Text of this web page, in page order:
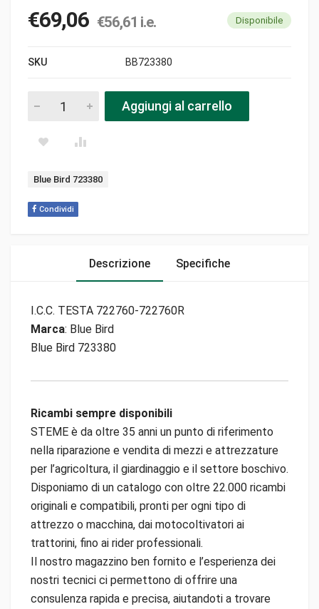
€69,06 €56,61 i.e. Disponibile
SKU BB723380
I.c.c. testa 722760-722760r pezzi
Aggiungi al carrello
Tag:
Blue Bird 723380
Condividi
Descrizione Specifiche
I.C.C. TESTA 722760-722760R
Marca: Blue Bird
Blue Bird 723380
Ricambi sempre disponibili
STEME è da oltre 35 anni un punto di riferimento
nella riparazione e vendita di mezzi e attrezzature
per l’agricoltura, il giardinaggio e il settore boschivo.
Disponiamo di un catalogo con oltre 22.000 ricambi
originali e compatibili, pronti per ogni tipo di
attrezzo o macchina, dai motocoltivatori ai
trattorini, fino ai rider professionali.
Il nostro magazzino ben fornito e l’esperienza dei
nostri tecnici ci permettono di offrire una
consulenza rapida e precisa, aiutandoti a trovare